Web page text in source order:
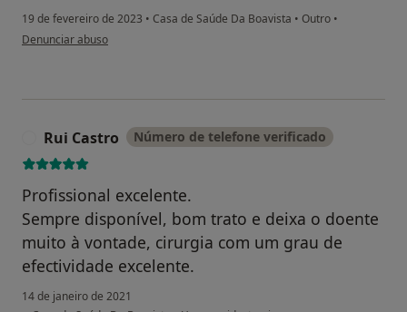
19 de fevereiro de 2023 • Casa de Saúde Da Boavista • Outro •
na opinião do utilizador Eduardo Paulinho cabreira Rodrigo
Denunciar abuso
Rui Castro Número de telefone verificado
Profissional excelente.
Sempre disponível, bom trato e deixa o doente
muito à vontade, cirurgia com um grau de
efectividade excelente.
14 de janeiro de 2021